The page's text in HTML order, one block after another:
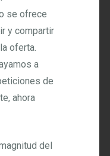
se ofrece
y compartir
oferta.
a
de
ahora
del